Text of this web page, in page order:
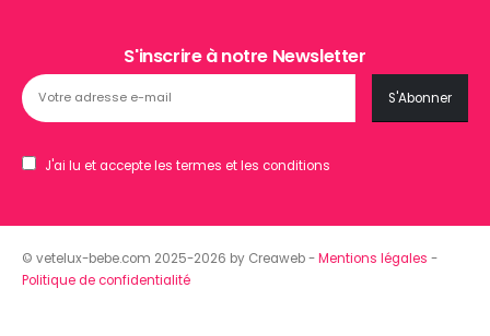
S'inscrire à notre Newsletter
J'ai lu et accepte les termes et les conditions
© vetelux-bebe.com 2025-2026 by Creaweb -Mentions légales -
Politique de confidentialité